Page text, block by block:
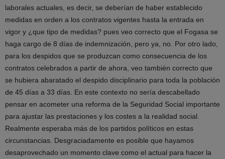
laborales actuales, es decir, se deberían de haber establecido
medidas en orden a los contratos vigentes hasta la entrada en
vigor y ¿que tipo de medidas? pues veo correcto que el Fogasa se
haga cargo de 8 días de indemnización, pero ya, no. Por otro lado,
para los despidos que se produzcan como consecuencia de los
contratos celebrados a partir de ahora, veo también correcto que
se hubiera abaratado el despido disciplinario para toda la población
de 45 días a 33 días. En este contexto no sería descabellado
pensar en acometer una reforma de la Seguridad Social importante
para ajustar las prestaciones y los costes a la realidad social.
Realmente esperaba más de los partidos políticos en estas
circunstancias. Desgraciadamente es posible que hayamos
desaprovechado un momento clave como el actual para hacer la